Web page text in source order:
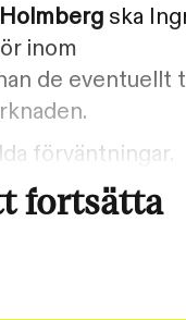
ska
inom
de eventuellt
förväntningar.
fortsätta